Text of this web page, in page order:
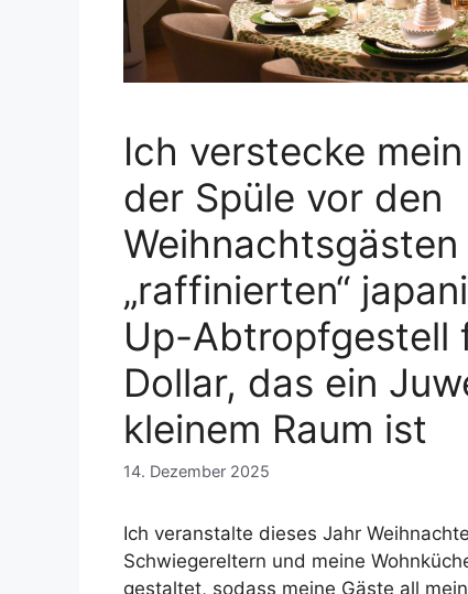
Ich verstecke
der Spüle vor den
„raffinierten“
Up-Abtropfgestell
Dollar, das ein
kleinem Raum ist
14. Dezember 2025
Ich veranstalte dieses Jahr
Schwiegereltern und meine
gestaltet, sodass meine Gäste all